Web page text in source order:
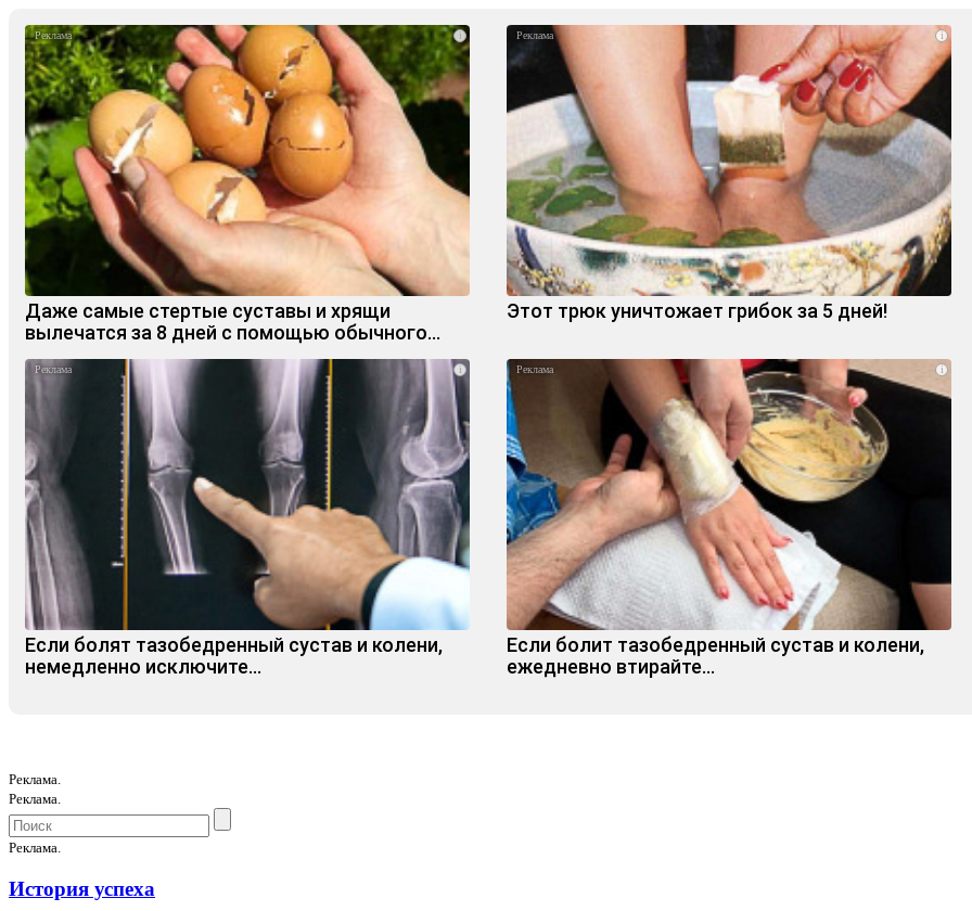
i
Даже самые стертые суставы и хрящи
вылечатся за 8 дней с помощью обычного…
i
Этот трюк уничтожает грибок за 5 дней!
i
Если болят тазобедренный сустав и колени,
немедленно исключите...
i
Если болит тазобедренный сустав и колени,
ежедневно втирайте...
Реклама.
Реклама.
Реклама.
История успеха